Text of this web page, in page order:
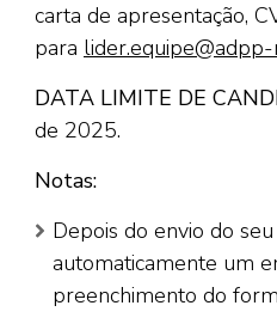
carta de apresentação,
para
DATA LIMITE DE
de 2025.
Notas:
Depois do envio do
automaticamente um
preenchimento do